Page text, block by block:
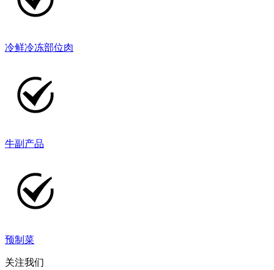
冷鲜冷冻部位肉
牛副产品
预制菜
关注我们